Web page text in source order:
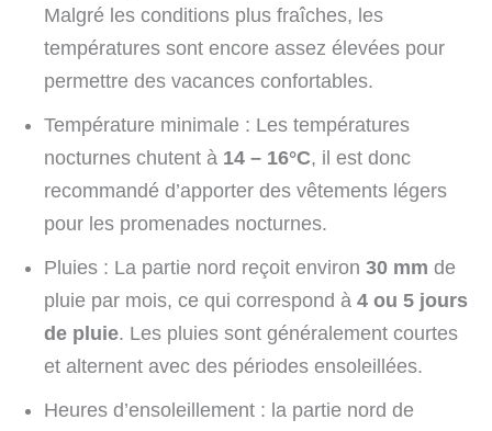
Malgré les conditions plus fraîches, les
températures sont encore assez élevées pour
permettre des vacances confortables.
Température minimale : Les températures
nocturnes chutent à 14 – 16°C, il est donc
recommandé d’apporter des vêtements légers
pour les promenades nocturnes.
Pluies : La partie nord reçoit environ 30 mm de
pluie par mois, ce qui correspond à 4 ou 5 jours
de pluie. Les pluies sont généralement courtes
et alternent avec des périodes ensoleillées.
Heures d’ensoleillement : la partie nord de